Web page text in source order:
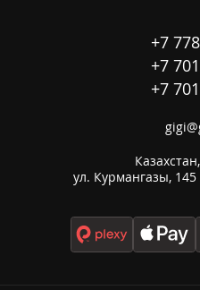
+7
+7
+7
ул. Курмангазы, 145